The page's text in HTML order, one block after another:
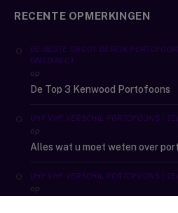
RECENTE OPMERKINGEN
DE BESTE GROOT BEREIK
ONEDIRECT
op
De Top 3 Kenwood Portofoons
UHF VHF VERSCHIL PORTOFOONS |
op
Alles wat u moet weten over
UHF VHF VERSCHIL PORTOFOONS |
op